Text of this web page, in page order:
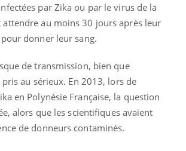
par Zika ou par le virus de la
attendre au moins 30 jours après leur
donner leur sang.
de transmission, bien que
au sérieux. En 2013, lors de
en Polynésie Française, la question
alors que les scientifiques avaient
de donneurs contaminés.